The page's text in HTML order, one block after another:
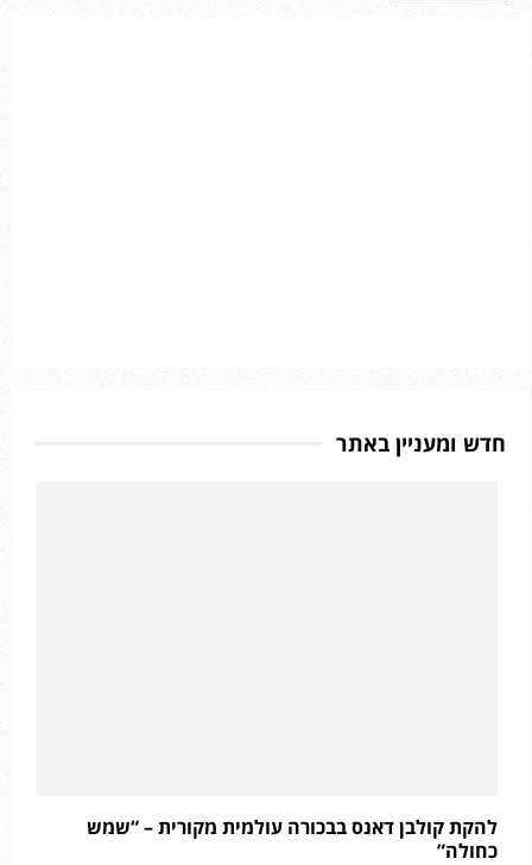
חדש ומעניין באתר
להקת קולבן דאנס בבכורה עולמית מקורית – “שמש
כחולה”